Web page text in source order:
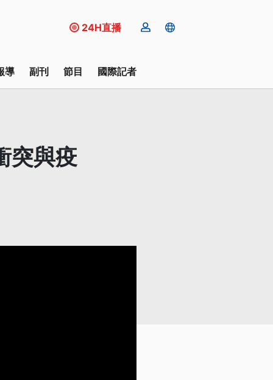
24H直播
導 副刊 節目 國際記者
突與疫